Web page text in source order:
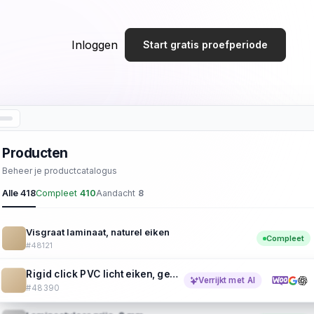
Inloggen Start gratis proefperiode
Producten
Beheer je productcatalogus
Alle 418Compleet 410Aandacht 8
Visgraat laminaat, naturel eiken
#48121
Compleet
Rigid click PVC licht eiken, geschikt voor vloerverwarming
#48390
Verrijkt met AI